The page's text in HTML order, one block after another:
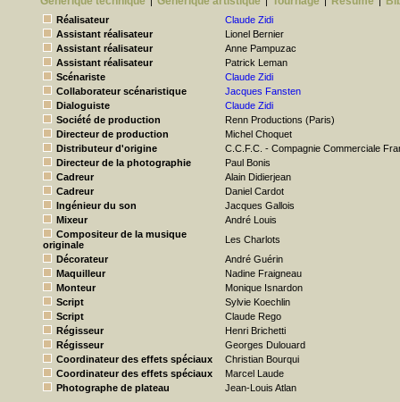
Réalisateur
Claude Zidi
Assistant réalisateur
Lionel Bernier
Assistant réalisateur
Anne Pampuzac
Assistant réalisateur
Patrick Leman
Scénariste
Claude Zidi
Collaborateur scénaristique
Jacques Fansten
Dialoguiste
Claude Zidi
Société de production
Renn Productions (Paris)
Directeur de production
Michel Choquet
Distributeur d'origine
C.C.F.C. - Compagnie Commerciale
Directeur de la photographie
Paul Bonis
Cadreur
Alain Didierjean
Cadreur
Daniel Cardot
Ingénieur du son
Jacques Gallois
Mixeur
André Louis
Compositeur de la musique
originale
Les Charlots
Décorateur
André Guérin
Maquilleur
Nadine Fraigneau
Monteur
Monique Isnardon
Script
Sylvie Koechlin
Script
Claude Rego
Régisseur
Henri Brichetti
Régisseur
Georges Dulouard
Coordinateur des effets spéciaux
Christian Bourqui
Coordinateur des effets spéciaux
Marcel Laude
Photographe de plateau
Jean-Louis Atlan